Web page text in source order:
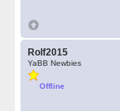
Rolf2015
YaBB Newbies
Offline